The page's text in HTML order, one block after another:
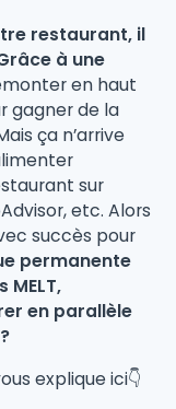
restaurant, il
à une
en haut
gagner de la
ça n’arrive
sur
etc. Alors
succès pour
permanente
en parallèle
explique ici👇